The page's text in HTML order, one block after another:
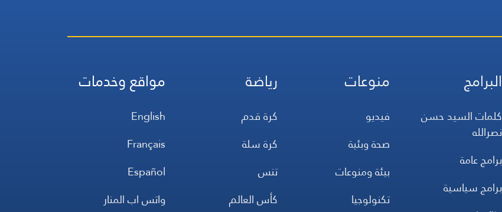
البرامج
كلمات السيد حسن
نصرالله
برامج عامة
برامج سياسية
منوعات
فيديو
صحة وبئية
بيئة ومنوعات
تكنولوجيا
رياضة
كرة قدم
كرة سلة
تنس
كأس العالم
مواقع وخدمات
English
Français
Español
واتس اب المنار